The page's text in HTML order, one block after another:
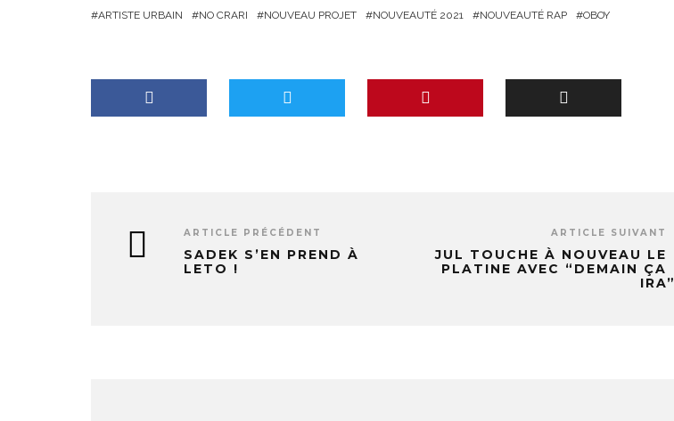
n
ARTISTE URBAIN
NO CRARI NOUVEAU PROJET NOUVEAUTÉ 2021 NOUVEAUTÉ RAP OBOY
ARTICLE PRÉCÉDENT
SADEK S’EN PREND À
LETO !
ARTICLE SUIVANT
JUL TOUCHE À NOUVEAU LE
PLATINE AVEC “DEMAIN ÇA
IRA”